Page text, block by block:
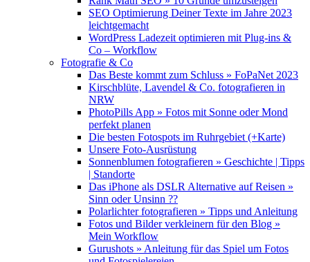
SEO Optimierung Deiner Texte im Jahre 2023
leichtgemacht
WordPress Ladezeit optimieren mit Plug-ins &
Co – Workflow
Fotografie & Co
Das Beste kommt zum Schluss » FoPaNet 2023
Kirschblüte, Lavendel & Co. fotografieren in
NRW
PhotoPills App » Fotos mit Sonne oder Mond
perfekt planen
Die besten Fotospots im Ruhrgebiet (+Karte)
Unsere Foto-Ausrüstung
Sonnenblumen fotografieren » Geschichte | Tipps
| Standorte
Das iPhone als DSLR Alternative auf Reisen »
Sinn oder Unsinn ??
Polarlichter fotografieren » Tipps und Anleitung
Fotos und Bilder verkleinern für den Blog »
Mein Workflow
Gurushots » Anleitung für das Spiel um Fotos